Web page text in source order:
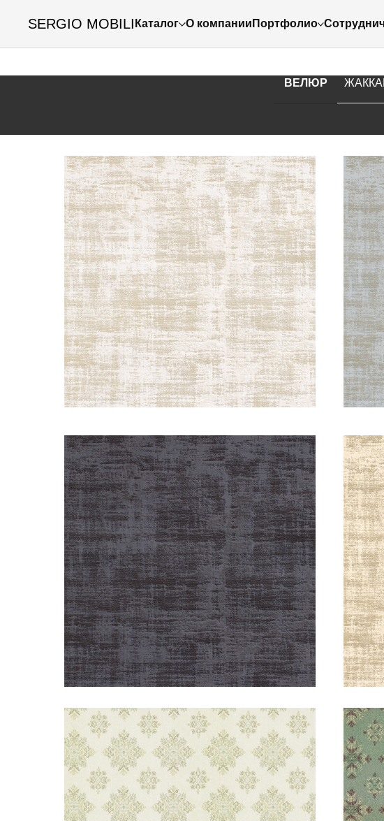
SERGIO MOBILI Каталог О компании Портфолио
ВАРИАНТЫ
ВЕЛЮР